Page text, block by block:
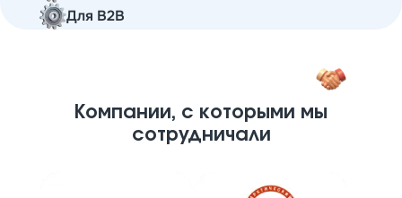
Для B2B
Компании, с которыми мы
сотрудничали